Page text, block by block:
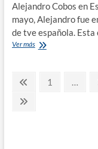
Alejandro Cobos en
mayo, Alejandro fue
de tve española.
Ver másAlejandro
Directo
Paginación
de
PáginaPágina
1 …
Página